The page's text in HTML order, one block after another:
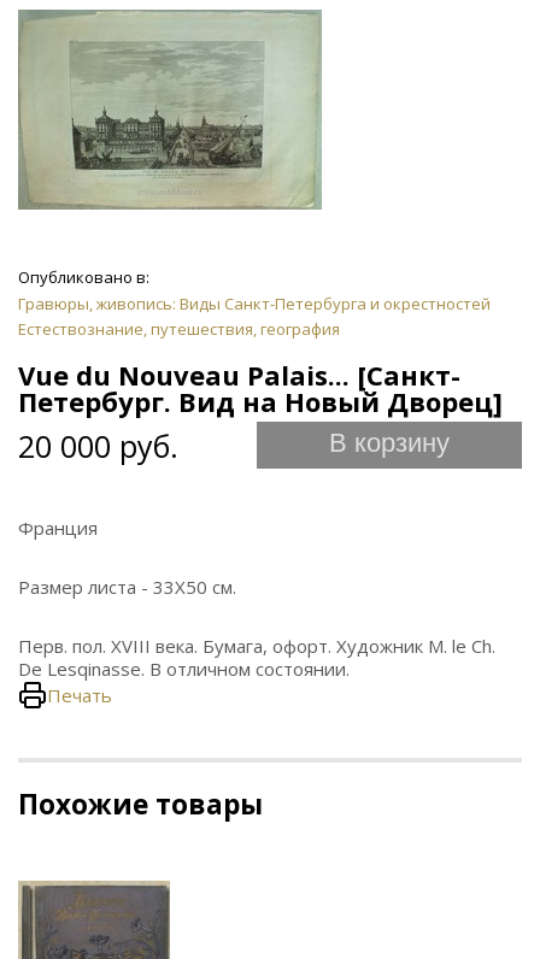
Опубликовано в:
Гравюры, живопись: Виды Санкт-Петербурга и окрестностей
Естествознание, путешествия, география
Vue du Nouveau Palais... [Санкт-
Петербург. Вид на Новый Дворец]
20 000 руб. В корзину
Франция
Размер листа - 33Х50 см.
Перв. пол. XVIII века. Бумага, офорт. Художник M. le Ch.
De Lesqinasse. В отличном состоянии.
Печать
Похожие товары